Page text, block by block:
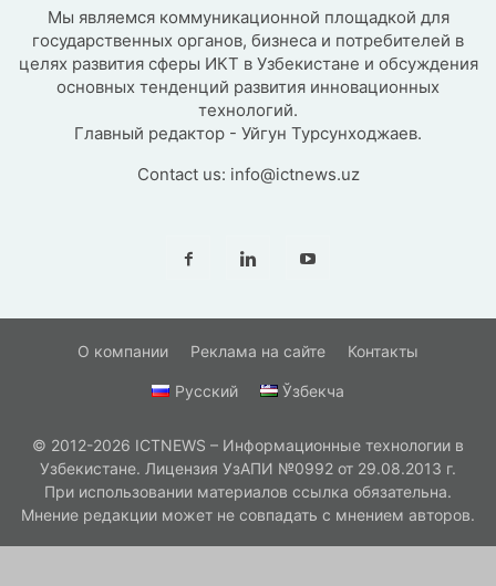
Мы являемся коммуникационной площадкой для
государственных органов, бизнеса и потребителей в
целях развития сферы ИКТ в Узбекистане и обсуждения
основных тенденций развития инновационных
технологий.
Главный редактор - Уйгун Турсунходжаев.
Contact us: info@ictnews.uz
О компании Реклама на сайте Контакты
Русский Ўзбекча
© 2012-2026 ICTNEWS – Информационные технологии в
Узбекистане. Лицензия УзАПИ №0992 от 29.08.2013 г.
При использовании материалов ссылка обязательна.
Мнение редакции может не совпадать с мнением авторов.